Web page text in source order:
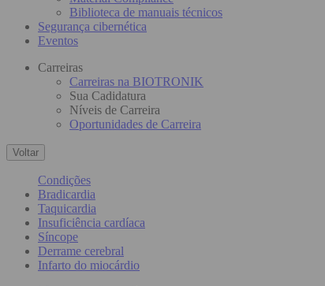
Biblioteca de manuais técnicos
Segurança cibernética
Eventos
Carreiras
Carreiras na BIOTRONIK
Sua Cadidatura
Níveis de Carreira
Oportunidades de Carreira
Voltar
Condições
Bradicardia
Taquicardia
Insuficiência cardíaca
Síncope
Derrame cerebral
Infarto do miocárdio